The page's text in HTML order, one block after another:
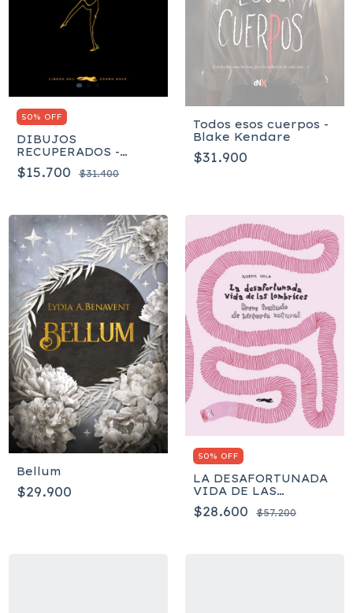
50% OFF
DIBUJOS
RECUPERADOS -
Franz Kafka
$15.700 $31.400
Todos esos cuerpos -
Blake Kendare
$31.900
Bellum
$29.900
50% OFF
LA DESAFORTUNADA
VIDA DE LAS
LOMBRICES - Noemi
Vola
$28.600 $57.200